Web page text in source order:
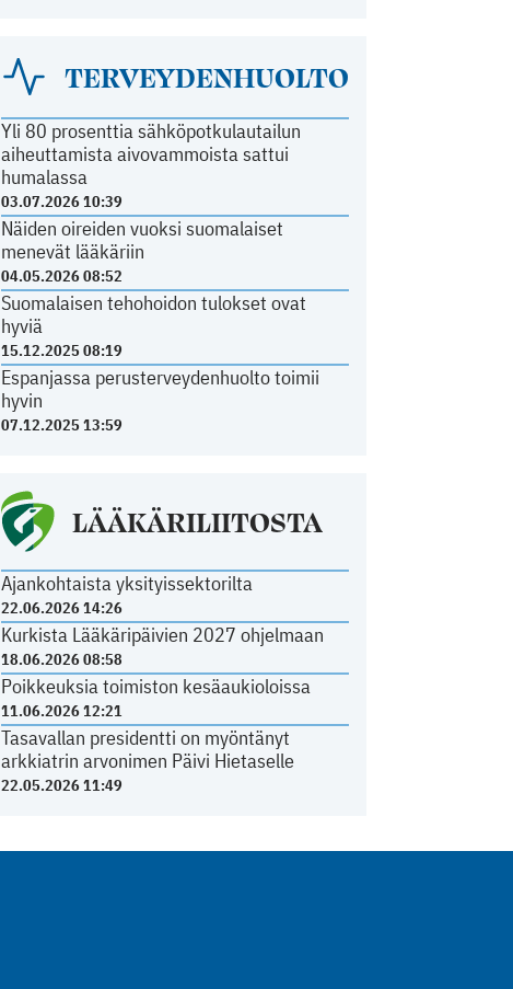
TERVEYDENHUOLTO
Yli 80 prosenttia sähköpotkulautailun
aiheuttamista aivovammoista sattui
humalassa
03.07.2026 10:39
Näiden oireiden vuoksi suomalaiset
menevät lääkäriin
04.05.2026 08:52
Suomalaisen tehohoidon tulokset ovat
hyviä
15.12.2025 08:19
Espanjassa perusterveydenhuolto toimii
hyvin
07.12.2025 13:59
LÄÄKÄRILIITOSTA
Ajankohtaista yksityissektorilta
22.06.2026 14:26
Kurkista Lääkäripäivien 2027 ohjelmaan
18.06.2026 08:58
Poikkeuksia toimiston kesäaukioloissa
11.06.2026 12:21
Tasavallan presidentti on myöntänyt
arkkiatrin arvonimen Päivi Hietaselle
22.05.2026 11:49